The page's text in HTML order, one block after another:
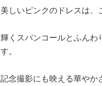
美しいピンクのドレスは
輝くスパンコールとふん
す。
記念撮影にも映える華や